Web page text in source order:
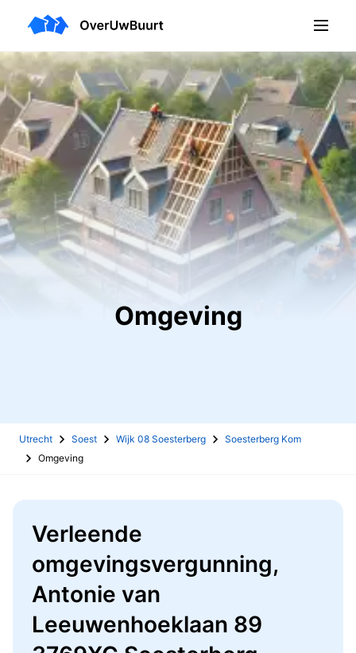
Omgeving
Utrecht Soest Wijk 08 Soesterberg
Soesterberg Kom
Omgeving
Verleende
omgevingsvergunning,
Antonie van
Leeuwenhoeklaan 89